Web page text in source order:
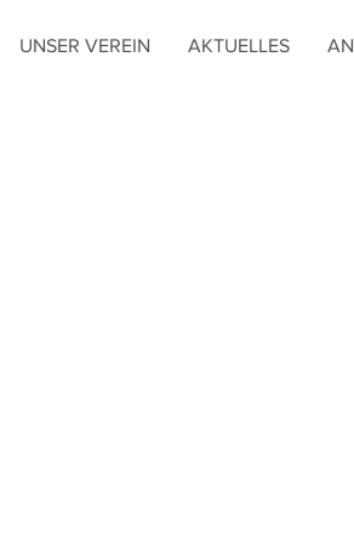
UNSER VEREIN AKTUELLES